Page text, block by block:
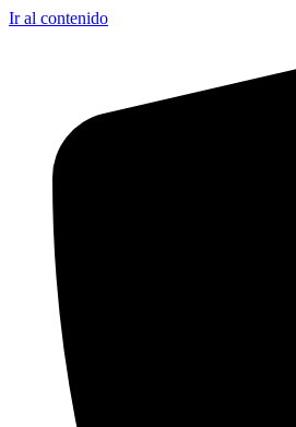
Ir al contenido